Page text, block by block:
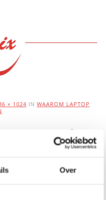
Over
× 1024 IN WAAROM LAPTOP
wordt